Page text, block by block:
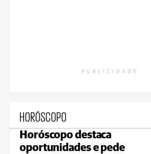
PUBLICIDADE
HORÓSCOPO
Horóscopo destaca
oportunidades e pede